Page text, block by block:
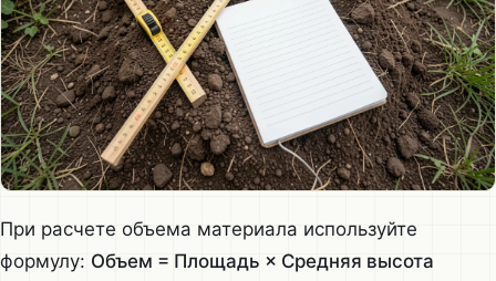
При расчете объема материала используйте
формулу: Объем = Площадь × Средняя высота